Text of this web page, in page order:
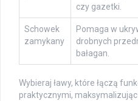
czy gazetki.
Schowek
zamykany
Pomaga w
drobnych
bałagan.
Wybieraj ławy, które łączą
praktycznymi,